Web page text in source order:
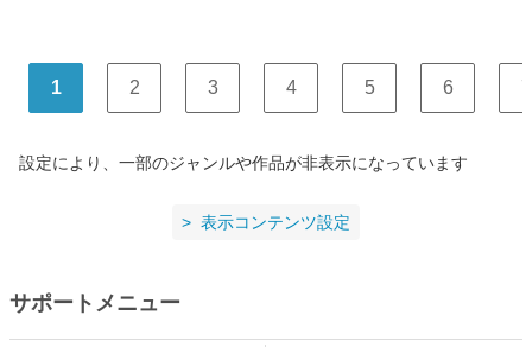
1 2 3 4 5 6 7
設定により、一部のジャンルや作品が非表示になっています
表示コンテンツ設定
サポートメニュー